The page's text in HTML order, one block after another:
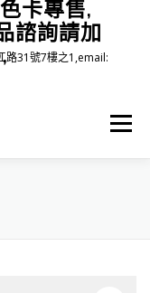
卡專售,
諮詢請加
路31號7樓之1,email:
選單